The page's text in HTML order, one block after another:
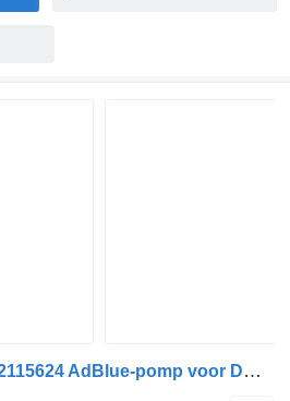
DAF Ad-Blue module 2115624 AdBlue-pomp voor DAF vrachtwagen